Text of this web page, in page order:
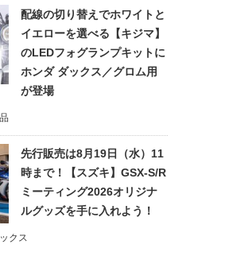
配線の切り替えでホワイトと
イエローを選べる【キジマ】
のLEDフォグランプキットに
ホンダ ダックス／グロム用
が登場
先行販売は8月19日（水）11
時まで！【スズキ】GSX-S/R
ミーティング2026オリジナ
ルグッズを手に入れよう！
クス